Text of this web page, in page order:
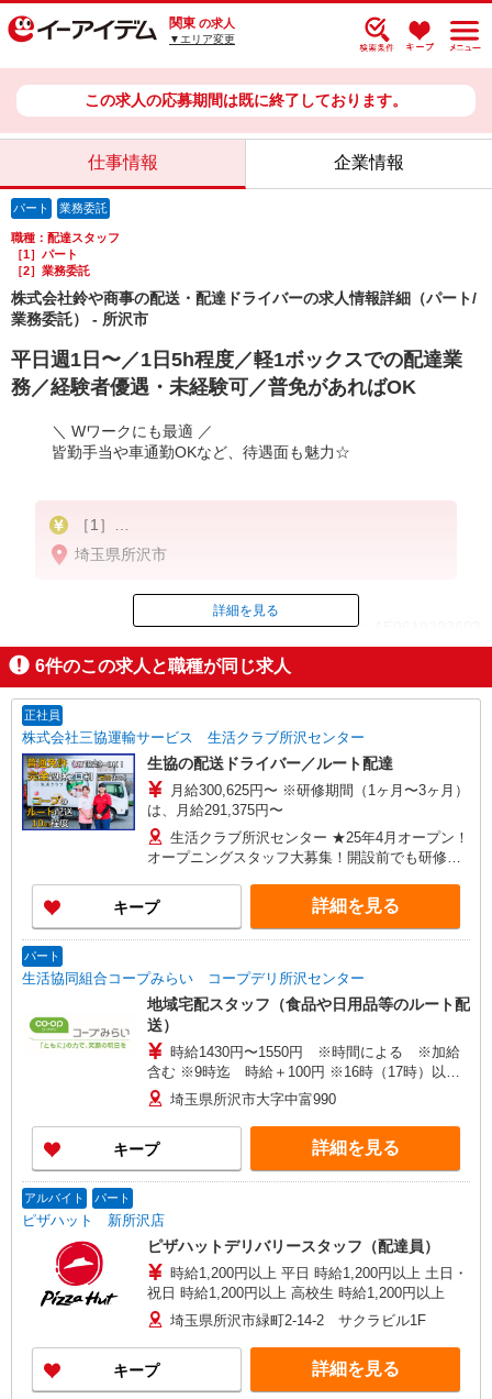
関東 の求人
▼エリア変更
この求人の応募期間は既に終了しております。
仕事情報 企業情報
パート 業務委託
職種：配達スタッフ
［1］パート
［2］業務委託
株式会社鈴や商事の配送・配達ドライバーの求人情報詳細（パート/
業務委託） - 所沢市
平日週1日〜／1日5h程度／軽1ボックスでの配達業
務／経験者優遇・未経験可／普免があればOK
＼ Wワークにも最適 ／
皆勤手当や車通勤OKなど、待遇面も魅力☆
［1］
時給1,300円〜
※試用期間3ヶ月は時給1,141円
報酬：完全出来高制
〈月収例〉30,000円〜70,000円（件数による）
30件〜80件 3コース（週3日）16万円
※祝日手当有
埼玉県所沢市
ID：AE0619392693
掲載期間終了
詳細を見る
6件のこの求人と職種が同じ求人
正社員
株式会社三協運輸サービス 生活クラブ所沢センター
生協の配送ドライバー／ルート配達
月給300,625円〜 ※研修期間（1ヶ月〜3ヶ月）
は、月給291,375円〜
生活クラブ所沢センター ★25年4月オープン！
オープニングスタッフ大募集！開設前でも研修を
2）
キープ 詳細を見る
パート
生活協同組合コープみらい コープデリ所沢センター
地域宅配スタッフ（食品や日用品等のルート配
送）
時給1430円〜1550円 ※時間による ※加給
含む ※9時迄 時給＋100円 ※16時（17時）以
降 時給＋120円 ※祝日 時給＋150円
埼玉県所沢市大字中富990
キープ 詳細を見る
アルバイト パート
ピザハット 新所沢店
ピザハットデリバリースタッフ（配達員）
時給1,200円以上 平日 時給1,200円以上 土日・
祝日 時給1,200円以上 高校生 時給1,200円以上
埼玉県所沢市緑町2-14-2 サクラビル1F
キープ 詳細を見る